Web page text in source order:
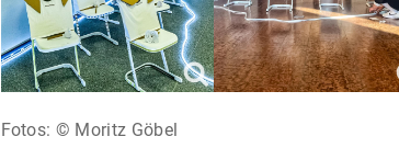
Fotos: © Moritz Göbel